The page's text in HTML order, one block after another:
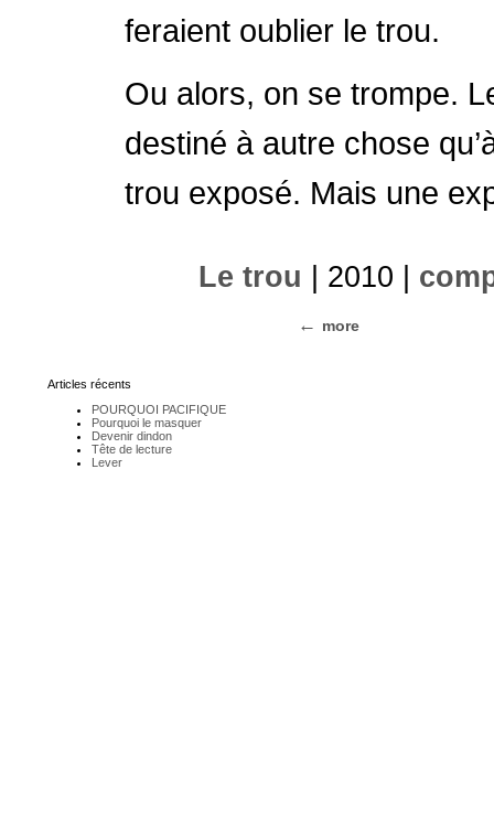
feraient oublier le trou.
Ou alors, on se trompe.
destiné à autre chose
trou exposé. Mais une
Le trou | 2010 |
more
Articles récents
POURQUOI PACIFIQUE
Pourquoi le masquer
Devenir dindon
Tête de lecture
Lever